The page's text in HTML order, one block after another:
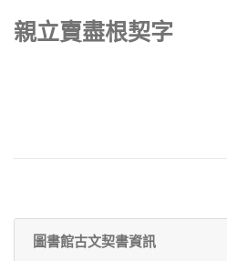
親立賣盡根契字
圖書館古文契書資訊